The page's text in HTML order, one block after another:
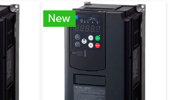
New